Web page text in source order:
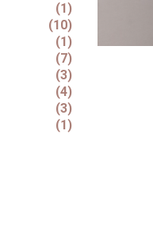
(1)
(10)
(1)
(7)
(3)
(4)
(3)
(1)